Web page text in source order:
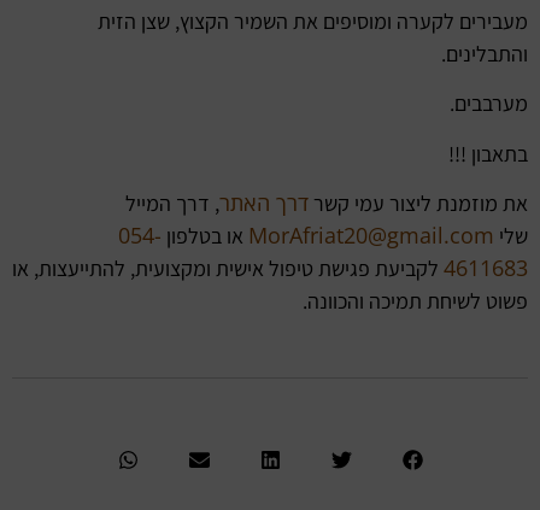
מעבירים לקערה ומוסיפים את השמיר הקצוץ, שצן הזית
והתבלינים.
מערבבים.
בתאבון !!!
את מוזמנת ליצור עמי קשר דרך האתר, דרך המייל
שלי MorAfriat20@gmail.com או בטלפון 054-
4611683 לקביעת פגישת טיפול אישית ומקצועית, להתייעצות, או
פשוט לשיחת תמיכה והכוונה.